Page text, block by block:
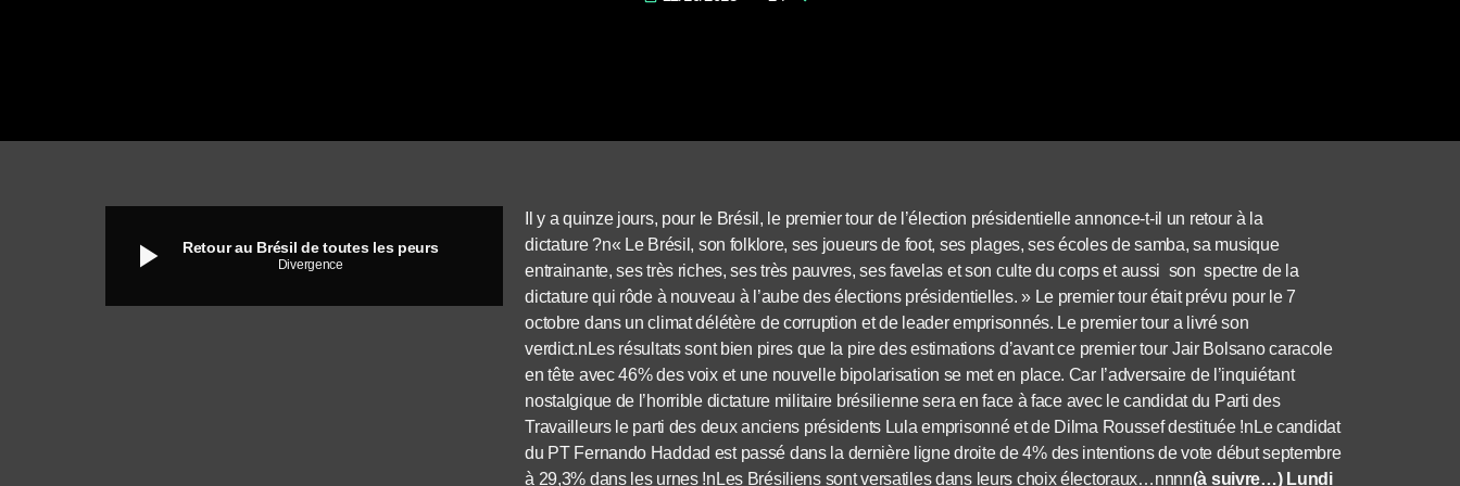
play_arrow Retour au Brésil de toutes les peurs
Divergence
Il y a quinze jours, pour le Brésil, le premier tour de l’élection présidentielle annonce-t-il un retour à la
dictature ?n« Le Brésil, son folklore, ses joueurs de foot, ses plages, ses écoles de samba, sa musique
entrainante, ses très riches, ses très pauvres, ses favelas et son culte du corps et aussi son spectre de la
dictature qui rôde à nouveau à l’aube des élections présidentielles. » Le premier tour était prévu pour le 7
octobre dans un climat délétère de corruption et de leader emprisonnés. Le premier tour a livré son
verdict.nLes résultats sont bien pires que la pire des estimations d’avant ce premier tour Jair Bolsano caracole
en tête avec 46% des voix et une nouvelle bipolarisation se met en place. Car l’adversaire de l’inquiétant
nostalgique de l’horrible dictature militaire brésilienne sera en face à face avec le candidat du Parti des
Travailleurs le parti des deux anciens présidents Lula emprisonné et de Dilma Roussef destituée !nLe candidat
du PT Fernando Haddad est passé dans la dernière ligne droite de 4% des intentions de vote début septembre
à 29,3% dans les urnes !nLes Brésiliens sont versatiles dans leurs choix électoraux…nnnn(à suivre…) Lundi